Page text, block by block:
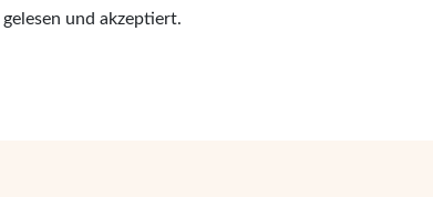
gelesen und akzeptiert.